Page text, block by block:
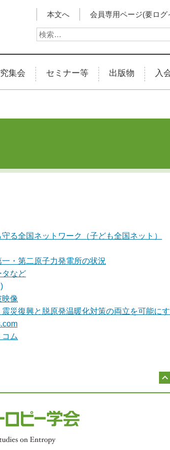
本文へ 会員専用ページ(要ログ
検
索:
集会 セミナー等 出版物 入
る全国ネットワーク（子ども全国ネット）
・第二原子力発電所の状況
タなど
像
災復興と脱原発温暖化対策の両立を可能に
ム
